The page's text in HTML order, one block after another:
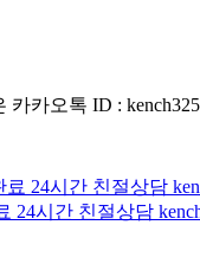
카오톡 ID :
24시간 친절상담
24시간 친절상담